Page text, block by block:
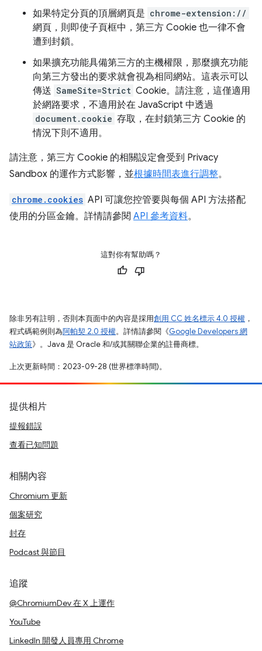
如果特定分頁的頂層網頁是 chrome-extension://
網頁，則即使子頁框中，第三方 Cookie 也一律不會
遭到封鎖。
如果擴充功能具備第三方的主機權限，那麼擴充功能
向第三方發出的要求就會視為相同網站。這表示可以
傳送 SameSite=Strict Cookie。請注意，這僅適用
於網路要求，不適用於在 JavaScript 中透過
document.cookie 存取，在封鎖第三方 Cookie 的
情況下則不適用。
請注意，第三方 Cookie 的相關設定會受到 Privacy
Sandbox 的運作方式影響，並根據時間表進行調整。
chrome.cookies API 可讓您控管要與每個 API 方法搭配
使用的分區金鑰。詳情請參閱 API 參考資料。
這對你有幫助嗎？
除非另有註明，否則本頁面中的內容是採用創用 CC 姓名標示 4.0 授權 ，
程式碼範例則為阿帕契 2.0 授權。詳情請參閱《Google Developers 網
站政策》。Java 是 Oracle 和/或其關聯企業的註冊商標。
上次更新時間：2023-09-28 (世界標準時間)。
提供相片
提報錯誤
查看已知問題
相關內容
Chromium 更新
個案研究
封存
Podcast 與節目
追蹤
@ChromiumDev 在 X 上運作
YouTube
LinkedIn 開發人員專用 Chrome